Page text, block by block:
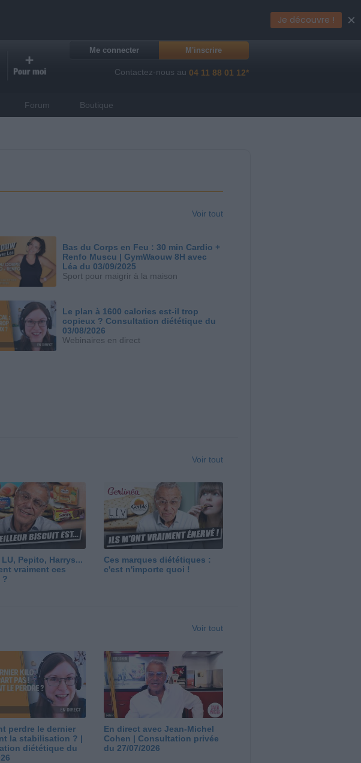
Me connecter M'inscrire
Contactez-nous au 04 11 88 01 12*
Forum Boutique
Voir tout
Bas du Corps en Feu : 30 min Cardio +
Renfo Muscu | GymWaouw 8H avec
Léa du 03/09/2025
Sport pour maigrir à la maison
Le plan à 1600 calories est-il trop
copieux ? Consultation diététique du
03/08/2026
Webinaires en direct
Voir tout
LU, Pepito, Harrys...
vraiment ces
?
Ces marques diététiques :
c'est n'importe quoi !
Voir tout
perdre le dernier
la stabilisation ? |
diététique du
En direct avec Jean-Michel
Cohen | Consultation privée
du 27/07/2026
Je découvre ! ×